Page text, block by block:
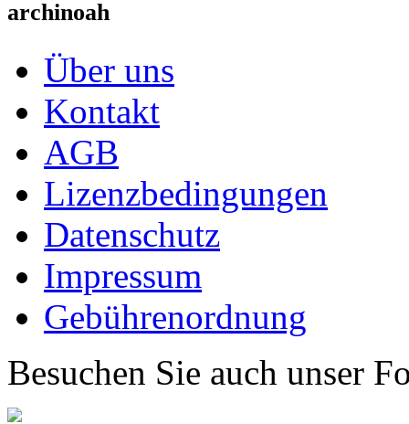
archinoah
Über uns
Kontakt
AGB
Lizenzbedingungen
Datenschutz
Impressum
Gebührenordnung
Besuchen Sie auch unser